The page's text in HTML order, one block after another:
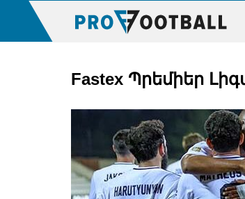
Fastex Պրեմիեր